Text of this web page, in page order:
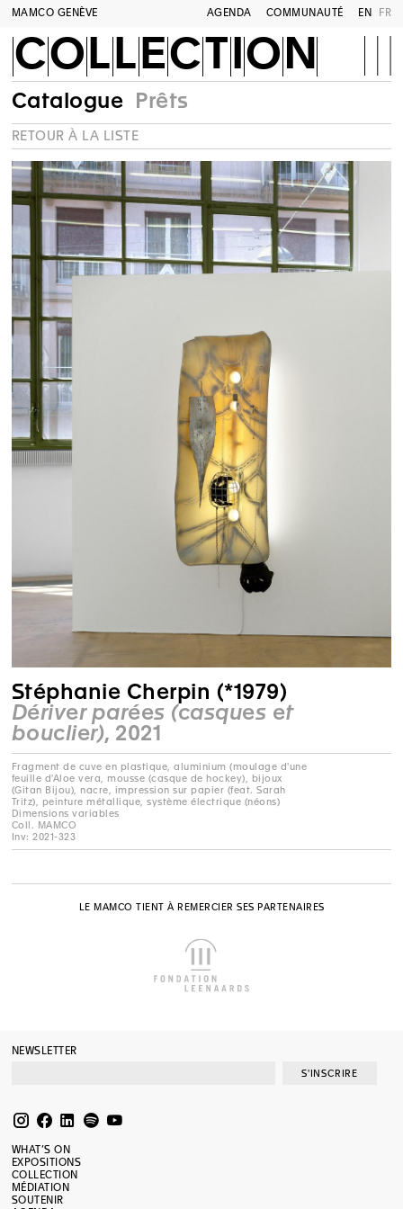
MAMCO GENÈVE AGENDA COMMUNAUTÉ EN FR
COLLECTION
Catalogue Prêts
RETOUR À LA LISTE
Stéphanie Cherpin (*1979)
Dériver parées (casques et
bouclier), 2021
Fragment de cuve en plastique, aluminium (moulage d'une
feuille d'Aloe vera, mousse (casque de hockey), bijoux
(Gitan Bijou), nacre, impression sur papier (feat. Sarah
Tritz), peinture métallique, système électrique (néons)
Dimensions variables
Coll. MAMCO
Inv: 2021-323
LE MAMCO TIENT À REMERCIER SES PARTENAIRES
NEWSLETTER
S'INSCRIRE
WHAT’S ON
EXPOSITIONS
COLLECTION
MÉDIATION
SOUTENIR